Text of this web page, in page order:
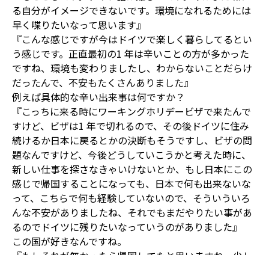
る自分がイメージできないです。環境になれるためには
早く喋りたいなって思います』
『こんな感じですが今はドイツで楽しく暮らしてるとい
う感じです。正直最初の1 年は辛いことの方が多かった
ですね、環境も変わりましたし、わからないことだらけ
だったんで、不安もたくさんありました』
例えば具体的な辛い出来事は何ですか？
『こっちに来る時にワーキングホリデービザで来たんで
すけど、ビザは1 年で切れるので、その後ドイツに住み
続けるか日本に戻るとかの決断もそうですし、ビザの問
題なんですけど、今後どうしていこうかと考えた時に、
新しい仕事を探さなきゃいけないとか、もし日本にこの
感じで帰国することになっても、日本で何も出来ないな
って、こちらで何も経験していないので、そういういろ
んな不安がありましたね、それでもまだやりたい事があ
るのでドイツに残りたいなっていうのがありました』
この国が好きなんですね。